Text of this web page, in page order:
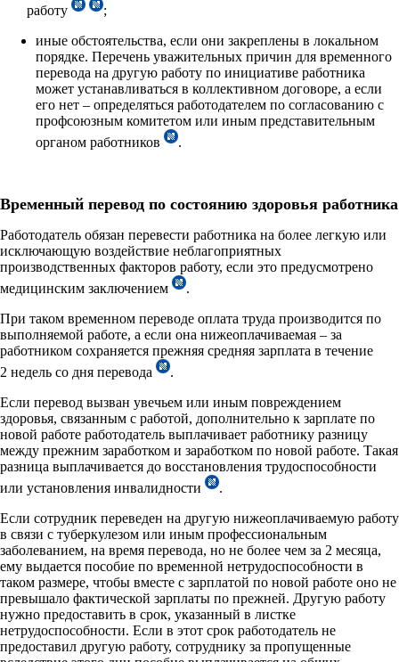
работу
;
иные обстоятельства, если они закреплены в локальном
порядке. Перечень уважительных причин для временного
перевода на другую работу по инициативе работника
может устанавливаться в коллективном договоре, а если
его нет – определяться работодателем по согласованию с
профсоюзным комитетом или иным представительным
органом работников
.
Временный перевод по состоянию здоровья работника
Работодатель обязан перевести работника на более легкую или
исключающую воздействие неблагоприятных
производственных факторов работу, если это предусмотрено
медицинским заключением
.
При таком временном переводе оплата труда производится по
выполняемой работе, а если она нижеоплачиваемая – за
работником сохраняется прежняя средняя зарплата в течение
2 недель со дня перевода
.
Если перевод вызван увечьем или иным повреждением
здоровья, связанным с работой, дополнительно к зарплате по
новой работе работодатель выплачивает работнику разницу
между прежним заработком и заработком по новой работе. Такая
разница выплачивается до восстановления трудоспособности
или установления инвалидности
.
Если сотрудник переведен на другую нижеоплачиваемую работу
в связи с туберкулезом или иным профессиональным
заболеванием, на время перевода, но не более чем за 2 месяца,
ему выдается пособие по временной нетрудоспособности в
таком размере, чтобы вместе с зарплатой по новой работе оно не
превышало фактической зарплаты по прежней. Другую работу
нужно предоставить в срок, указанный в листке
нетрудоспособности. Если в этот срок работодатель не
предоставил другую работу, сотруднику за пропущенные